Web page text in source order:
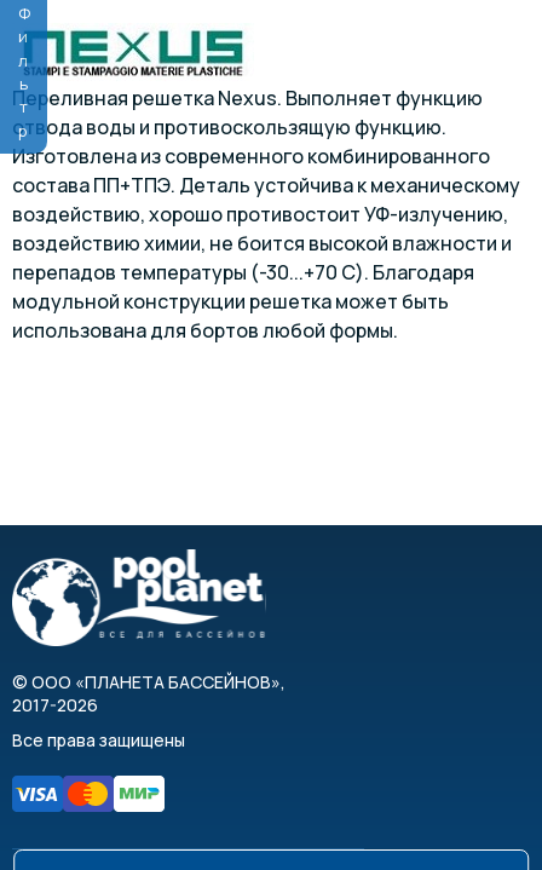
Фильтр
Переливная решетка Nexus. Выполняет функцию
отвода воды и противоскользящую функцию.
Изготовлена из современного комбинированного
состава ПП+TПЭ. Деталь устойчива к механическому
воздействию, хорошо противостоит УФ-излучению,
воздействию химии, не боится высокой влажности и
перепадов температуры (-30...+70 С). Благодаря
модульной конструкции решетка может быть
использована для бортов любой формы.
© ООО «ПЛАНЕТА БАССЕЙНОВ»,
2017-2026
Все права защищены